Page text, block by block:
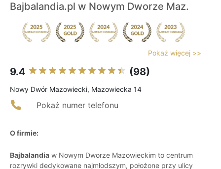
Bajbalandia.pl w Nowym Dworze Maz.
Pokaż więcej >>
9.4 (98)
Nowy Dwór Mazowiecki, Mazowiecka 14
Pokaż numer telefonu
O firmie:
Bajbalandia w Nowym Dworze Mazowieckim to centrum
rozrywki dedykowane najmłodszym, położone przy ulicy